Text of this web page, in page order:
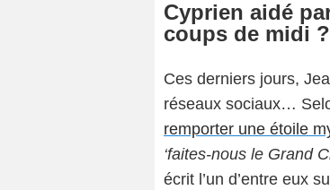
Cyprien aidé
coups de midi ?
Ces derniers jours,
réseaux sociaux…
remporter une étoile
‘faites-nous le Grand
écrit l’un d’entre eux